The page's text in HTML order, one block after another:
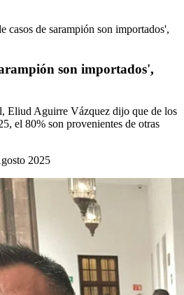
de sarampión son importados',
son importados',
Eliud Aguirre Vázquez dijo que de los
el 80% son provenientes de otras
2025